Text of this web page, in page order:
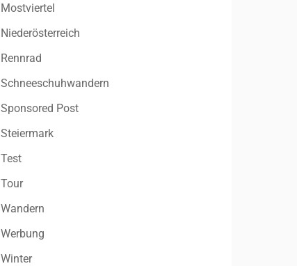
Mostviertel
Niederösterreich
Rennrad
Schneeschuhwandern
Sponsored Post
Steiermark
Test
Tour
Wandern
Werbung
Winter